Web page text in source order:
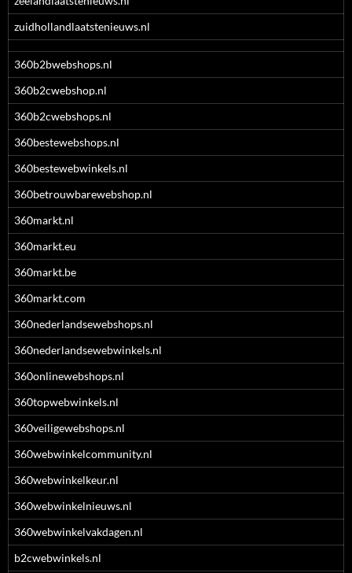
zuidhollandlaatstenieuws.nl
360b2bwebshops.nl
360b2cwebshop.nl
360b2cwebshops.nl
360bestewebshops.nl
360bestewebwinkels.nl
360betrouwbarewebshop.nl
360markt.nl
360markt.eu
360markt.be
360markt.com
360nederlandsewebshops.nl
360nederlandsewebwinkels.nl
360onlinewebshops.nl
360topwebwinkels.nl
360veiligewebshops.nl
360webwinkelcommunity.nl
360webwinkelkeur.nl
360webwinkelnieuws.nl
360webwinkelvakdagen.nl
b2cwebwinkels.nl